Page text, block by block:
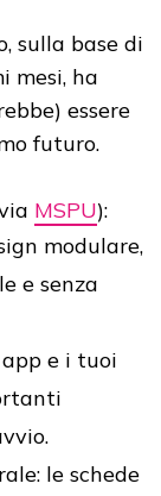
sulla base di
mesi, ha
essere
futuro.
MSPU):
modulare,
e senza
e i tuoi
le schede